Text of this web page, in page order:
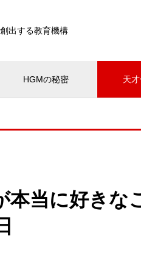
出する教育機構
HGMの秘密 天
本当に好きな